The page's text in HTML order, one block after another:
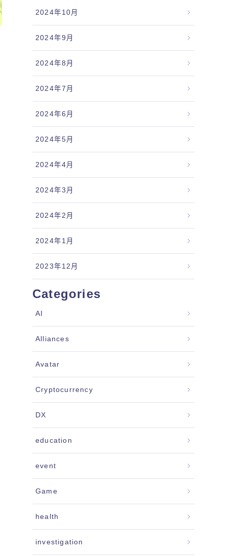
2024年10月
2024年9月
2024年8月
2024年7月
2024年6月
2024年5月
2024年4月
2024年3月
2024年2月
2024年1月
2023年12月
Categories
AI
Alliances
Avatar
Cryptocurrency
DX
education
event
Game
health
investigation